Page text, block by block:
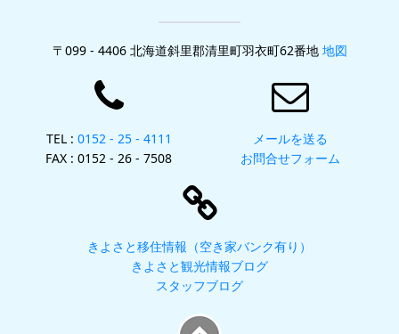
〒099 - 4406 北海道斜里郡清里町羽衣町62番地 地図
TEL : 0152 - 25 - 4111
FAX : 0152 - 26 - 7508
メールを送る
お問合せフォーム
きよさと移住情報（空き家バンク有り）
きよさと観光情報ブログ
スタッフブログ